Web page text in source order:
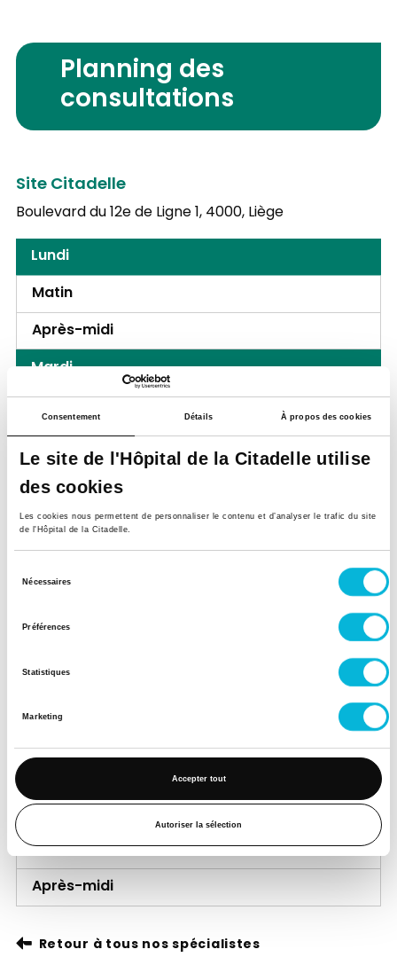
Consentement Détails À propos des cookies
Le site de l'Hôpital de la Citadelle utilise
des cookies
Les cookies nous permettent de personnaliser le contenu et d’analyser le trafic du site
de l'Hôpital de la Citadelle.
Nécessaires
Préférences
Statistiques
Marketing
Accepter tout
Autoriser la sélection
Planning des
consultations
Site Citadelle
Boulevard du 12e de Ligne 1,4000, Liège
Lundi
Matin
Après-midi
Mardi
Matin
Après-midi
Mercredi
Matin
Après-midi
Jeudi
Matin
Après-midi
Samedi
Matin
Après-midi
Retour à tous nos spécialistes